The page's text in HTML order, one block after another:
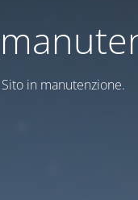
Sito in manutenzione.